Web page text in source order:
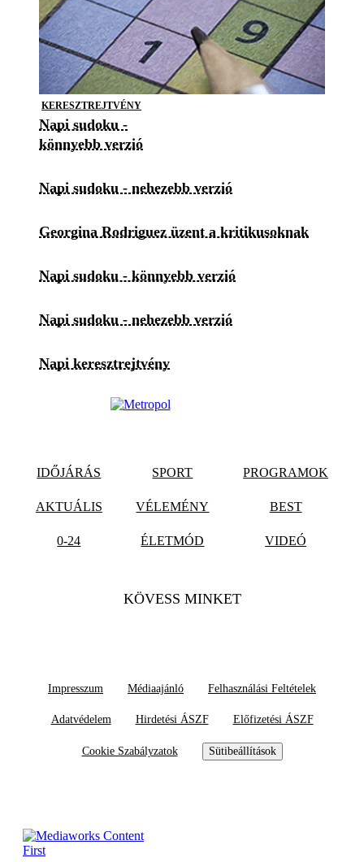
KERESZTREJTVÉNY
Napi sudoku -
könnyebb verzió
Napi sudoku - nehezebb verzió
Georgina Rodriguez üzent a kritikusoknak
Napi sudoku - könnyebb verzió
Napi sudoku - nehezebb verzió
Napi keresztrejtvény
IDŐJÁRÁS SPORT PROGRAMOK
AKTUÁLIS VÉLEMÉNY BEST
0-24 ÉLETMÓD VIDEÓ
KÖVESS MINKET
Impresszum Médiaajánló Felhasználási Feltételek
Adatvédelem Hirdetési ÁSZF Előfizetési ÁSZF
Cookie Szabályzatok Sütibeállítások